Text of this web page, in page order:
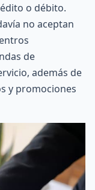
o débito.
no aceptan
de
además de
y promociones